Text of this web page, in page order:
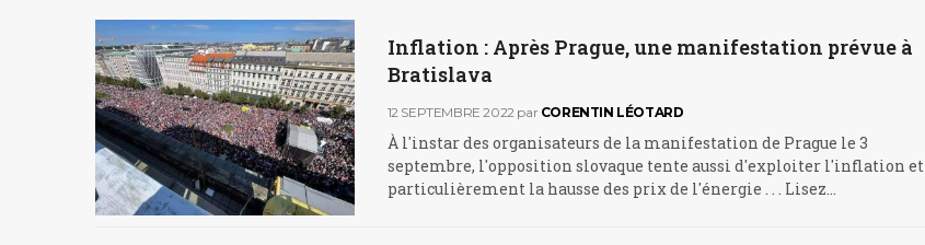
Inflation : Après Prague, une manifestation prévue à
Bratislava
12 SEPTEMBRE 2022 par CORENTIN LÉOTARD
À l'instar des organisateurs de la manifestation de Prague le 3
septembre, l'opposition slovaque tente aussi d'exploiter l'inflation et
particulièrement la hausse des prix de l'énergie . . . Lisez…